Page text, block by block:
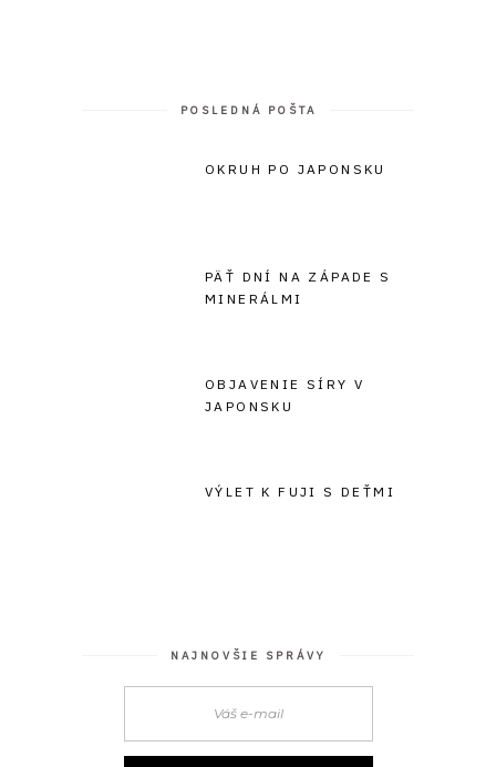
POSLEDNÁ POŠTA
OKRUH PO JAPONSKU
PÄŤ DNÍ NA ZÁPADE S
MINERÁLMI
OBJAVENIE SÍRY V
JAPONSKU
VÝLET K FUJI S DEŤMI
NAJNOVŠIE SPRÁVY